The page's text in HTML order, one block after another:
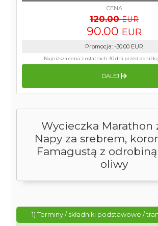
Wycieczka Marathon
Napy za srebrem,
Famagustą z
oliwy
1) Terminy / składniki podstawowe /
CENA
120.00 EUR
90.00 EUR
Promocja: -30.00 EUR
Najniższa cena z ostatnich 30 dni przed
DALEJ